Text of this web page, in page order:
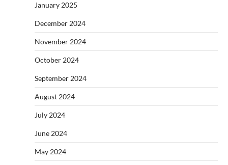
January 2025
December 2024
November 2024
October 2024
September 2024
August 2024
July 2024
June 2024
May 2024